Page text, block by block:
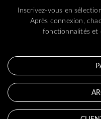
Inscrivez-vous en
Après connexion,
fonctionnalités et